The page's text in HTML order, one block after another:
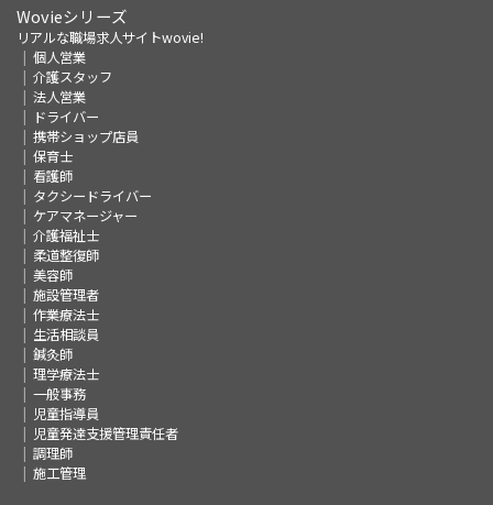
Wovieシリーズ
リアルな職場求人サイトwovie!
個人営業
介護スタッフ
法人営業
ドライバー
携帯ショップ店員
保育士
看護師
タクシードライバー
ケアマネージャー
介護福祉士
柔道整復師
美容師
施設管理者
作業療法士
生活相談員
鍼灸師
理学療法士
一般事務
児童指導員
児童発達支援管理責任者
調理師
施工管理